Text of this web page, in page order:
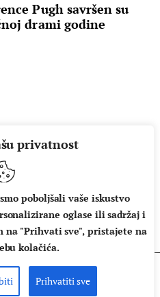
privatnost
poboljšali vaše iskustvo
oglase ili sadržaj i
"Prihvati sve", pristajete na
kolačića.
Prihvatiti sve
Pugh savršen su
drami godine
UVJETI KORIŠTENJA
Box - All rights reserved.